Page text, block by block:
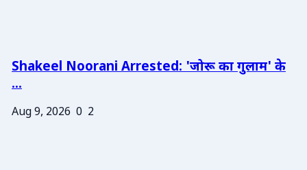
Shakeel Noorani Arrested: 'जोरू का गुलाम' के
...
Aug 9, 2026 0 2